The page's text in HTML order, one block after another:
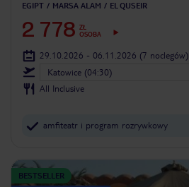
EGIPT MARSA ALAM EL QUSEIR
2 778 ZŁ
OSOBA
29.10.2026 - 06.11.2026 (7 noclegów)
Katowice (04:30)
All Inclusive
amfiteatr i program rozrywkowy
BESTSELLER